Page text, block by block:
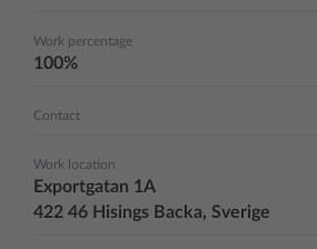
Work percentage
100%
Contact
Work location
Exportgatan 1A
422 46 Hisings Backa, Sverige